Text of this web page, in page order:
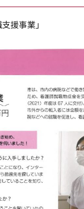
内
援事業」